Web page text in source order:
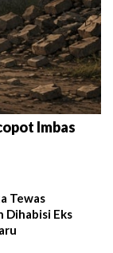
Imbas
Tewas
Dihabisi Eks